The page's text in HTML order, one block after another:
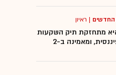
החדשים | ראיון
26 היא מתחזקת תיק השקעות
וקריירה פיננסית, ומאמינה ב-2